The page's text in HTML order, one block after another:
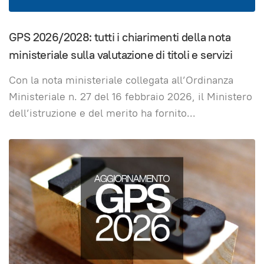
GPS 2026/2028: tutti i chiarimenti della nota
ministeriale sulla valutazione di titoli e servizi
Con la nota ministeriale collegata all’Ordinanza
Ministeriale n. 27 del 16 febbraio 2026, il Ministero
dell’istruzione e del merito ha fornito...